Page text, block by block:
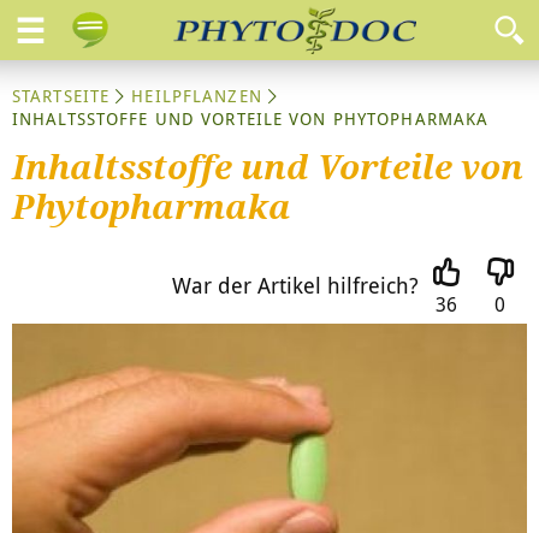
STARTSEITE
HEILPFLANZEN
INHALTSSTOFFE UND VORTEILE VON PHYTOPHARMAKA
Inhaltsstoffe und Vorteile von
Phytopharmaka
War der Artikel hilfreich?
36 0